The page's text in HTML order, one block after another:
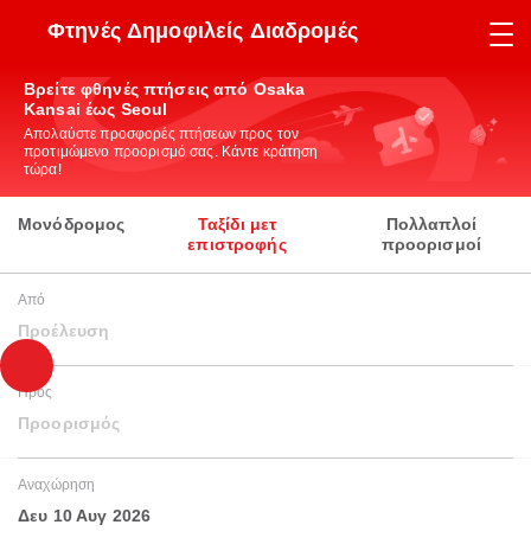
Φτηνές Δημοφιλείς Διαδρομές
Βρείτε φθηνές πτήσεις από Osaka
Kansai έως Seoul
Απολαύστε προσφορές πτήσεων προς τον
προτιμώμενο προορισμό σας. Κάντε κράτηση
τώρα!
Μονόδρομος
Ταξίδι μετ
επιστροφής
Πολλαπλοί
προορισμοί
Από
Προέλευση
Προς
Προορισμός
Αναχώρηση
Δευ 10 Αυγ 2026